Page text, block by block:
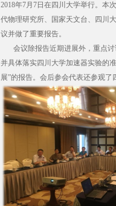
2018年7月7日在四川大学举行。本
代物理研究所、国家天文台、四川
议并做了重要报告。
会议除报告近期进展外，重点讨
并具体落实四川大学加速器实验的
展”的报告。会后参会代表还参观